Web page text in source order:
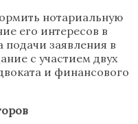
нотариальную
его интересов в
подачи заявления в
с участием двух
и финансового